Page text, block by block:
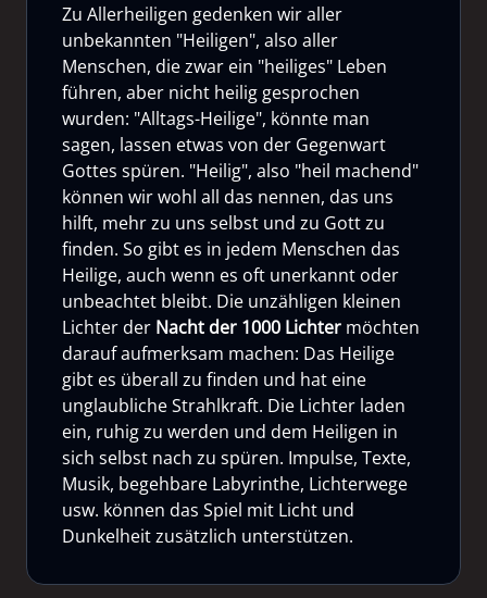
Zu Allerheiligen gedenken wir aller
unbekannten "Heiligen", also aller
Menschen, die zwar ein "heiliges" Leben
führen, aber nicht heilig gesprochen
wurden: "Alltags-Heilige", könnte man
sagen, lassen etwas von der Gegenwart
Gottes spüren. "Heilig", also "heil machend"
können wir wohl all das nennen, das uns
hilft, mehr zu uns selbst und zu Gott zu
finden. So gibt es in jedem Menschen das
Heilige, auch wenn es oft unerkannt oder
unbeachtet bleibt. Die unzähligen kleinen
Lichter der Nacht der 1000 Lichter möchten
darauf aufmerksam machen: Das Heilige
gibt es überall zu finden und hat eine
unglaubliche Strahlkraft. Die Lichter laden
ein, ruhig zu werden und dem Heiligen in
sich selbst nach zu spüren. Impulse, Texte,
Musik, begehbare Labyrinthe, Lichterwege
usw. können das Spiel mit Licht und
Dunkelheit zusätzlich unterstützen.